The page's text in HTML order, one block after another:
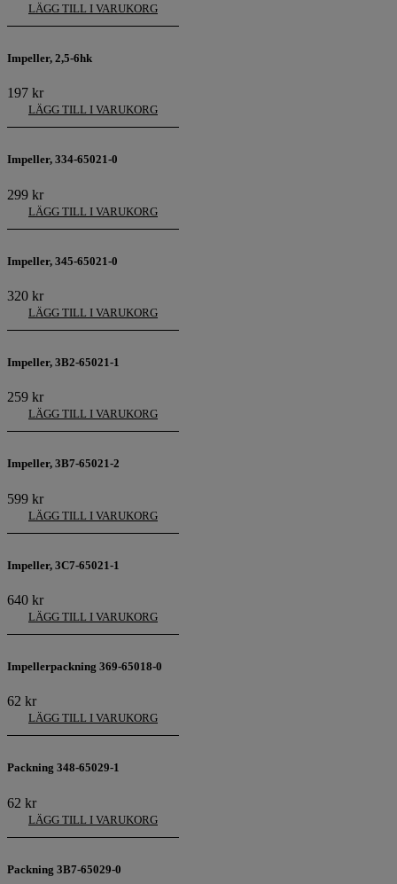
LÄGG TILL I VARUKORG
Impeller, 2,5-6hk
197 kr
LÄGG TILL I VARUKORG
Impeller, 334-65021-0
299 kr
LÄGG TILL I VARUKORG
Impeller, 345-65021-0
320 kr
LÄGG TILL I VARUKORG
Impeller, 3B2-65021-1
259 kr
LÄGG TILL I VARUKORG
Impeller, 3B7-65021-2
599 kr
LÄGG TILL I VARUKORG
Impeller, 3C7-65021-1
640 kr
LÄGG TILL I VARUKORG
Impellerpackning 369-65018-0
62 kr
LÄGG TILL I VARUKORG
Packning 348-65029-1
62 kr
LÄGG TILL I VARUKORG
Packning 3B7-65029-0